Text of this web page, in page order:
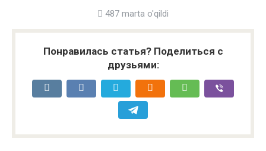
487 marta o'qildi
Понравилась статья? Поделиться с
друзьями: